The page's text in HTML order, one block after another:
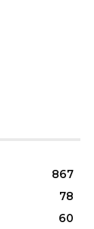
867
78
60